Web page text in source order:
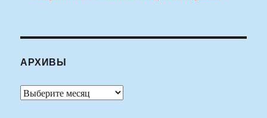
АРХИВЫ
Архивы